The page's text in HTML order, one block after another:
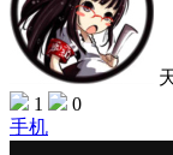
1
0
手机